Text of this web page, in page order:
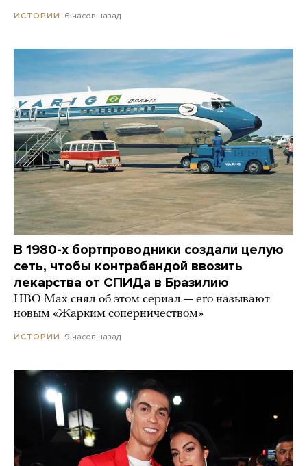
ИСТОРИИ 6 часов назад
В 1980-х бортпроводники создали целую
сеть, чтобы контрабандой ввозить
лекарства от СПИДа в Бразилию
HBO Max снял об этом сериал — его называют
новым «Жарким соперничеством»
ИСТОРИИ 9 часов назад